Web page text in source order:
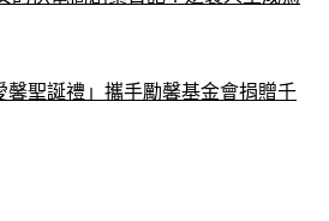
馨聖誕禮」攜手勵馨基金會捐贈千